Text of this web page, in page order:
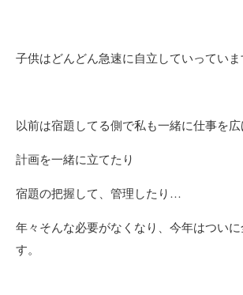
子供はどんどん急速に自立していっていま
以前は宿題してる側で私も一緒に仕事を広
計画を一緒に立てたり
宿題の把握して、管理したり…
年々そんな必要がなくなり、今年はつい
す。